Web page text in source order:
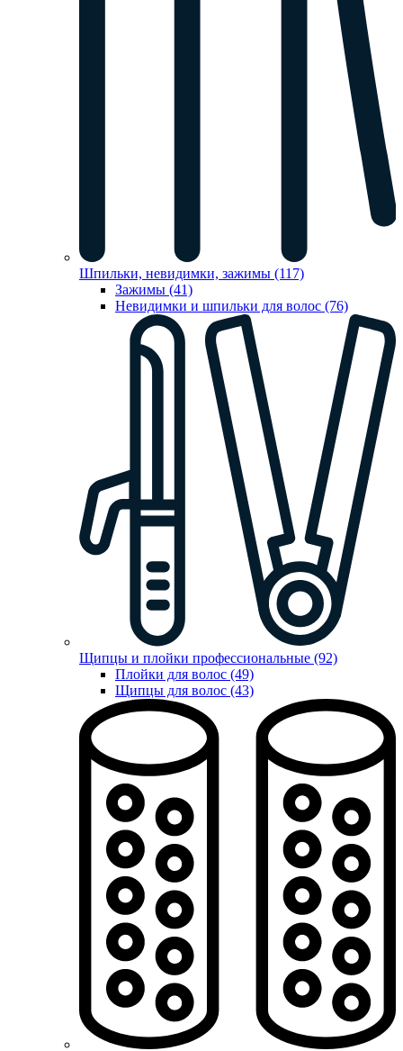
Шпильки, невидимки, зажимы (117)
Зажимы (41)
Невидимки и шпильки для волос (76)
Щипцы и плойки профессиональные (92)
Плойки для волос (49)
Щипцы для волос (43)